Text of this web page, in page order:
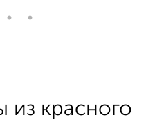
из красного